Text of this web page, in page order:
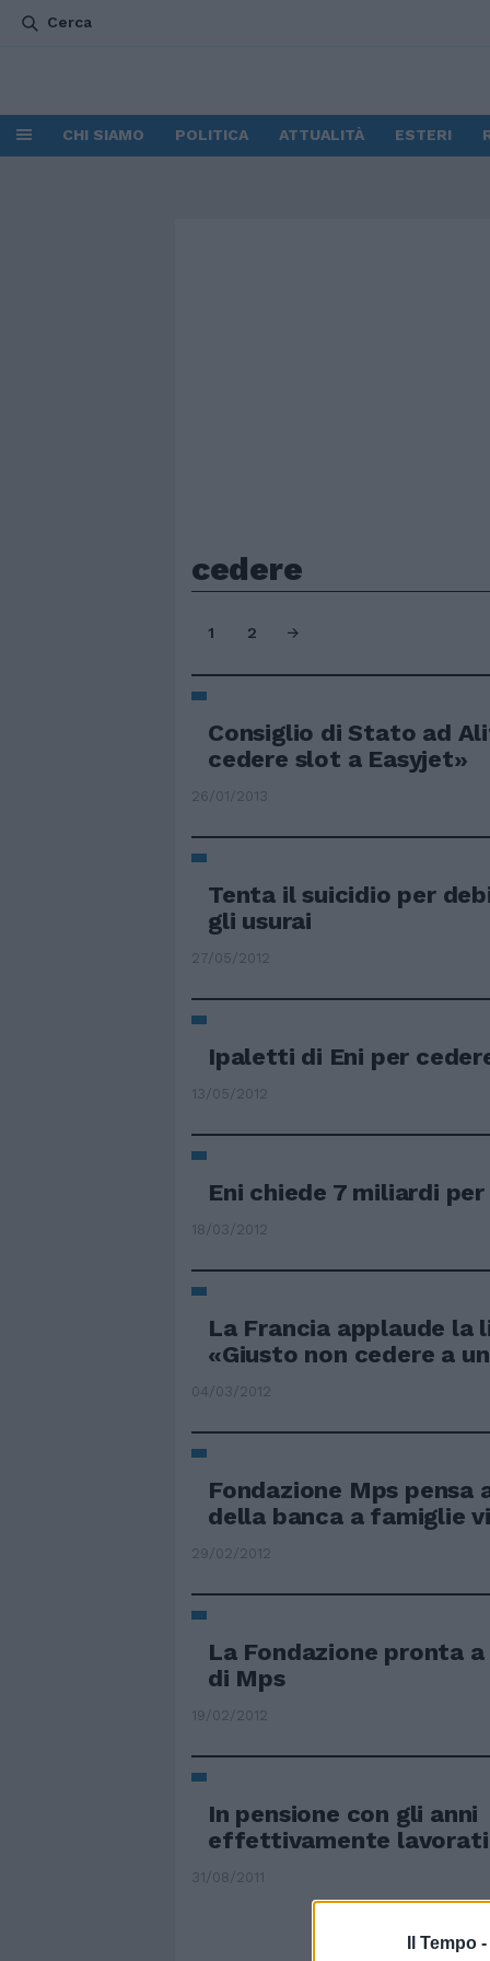
Il Tempo -
Cerca
CHI SIAMO POLITICA ATTUALITÀ ESTERI
cedere
1 2
Consiglio di Stato ad
cedere slot a Easyjet»
26/01/2013
Tenta il suicidio per
gli usurai
27/05/2012
Ipaletti di Eni per
13/05/2012
Eni chiede 7 miliardi
18/03/2012
La Francia applaude la
«Giusto non cedere a
04/03/2012
Fondazione Mps pensa
della banca a famiglie
29/02/2012
La Fondazione pronta a
di Mps
19/02/2012
In pensione con gli anni
effettivamente lavorati
31/08/2011